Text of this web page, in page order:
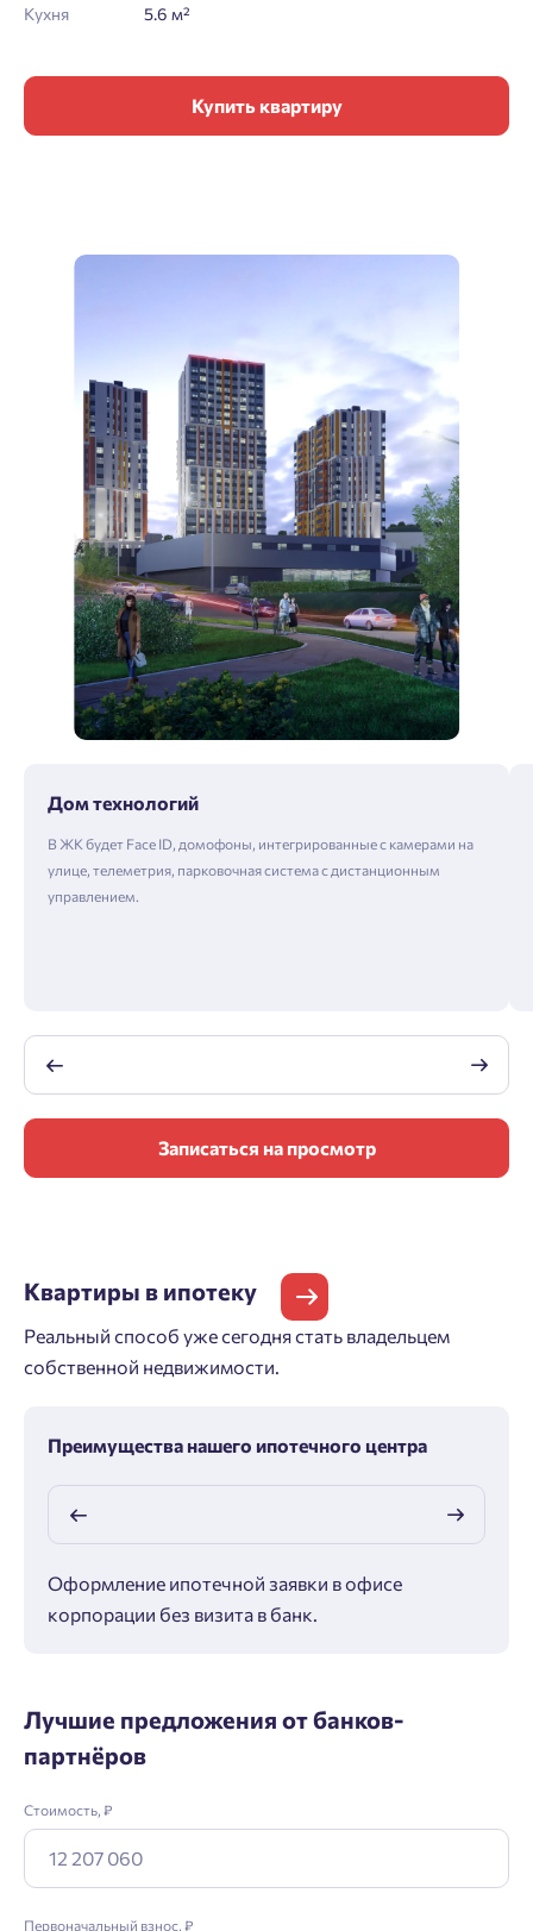
Кухня
5.6 м²
Купить квартиру
Дом технологий
В ЖК будет Face ID, домофоны, интегрированные с камерами на
улице, телеметрия, парковочная система с дистанционным
управлением.
Записаться на просмотр
Квартиры в ипотеку
Реальный способ уже сегодня стать владельцем
собственной недвижимости.
Преимущества нашего ипотечного центра
Оформление ипотечной заявки в офисе
корпорации без визита в банк.
Лучшие предложения от банков-
партнёров
Стоимость, ₽
Первоначальный взнос, ₽